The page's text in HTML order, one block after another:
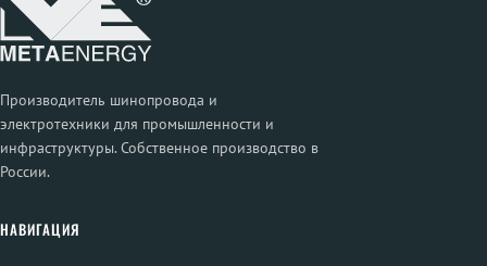
Производитель шинопровода и
электротехники для промышленности и
инфраструктуры. Собственное производство в
России.
НАВИГАЦИЯ